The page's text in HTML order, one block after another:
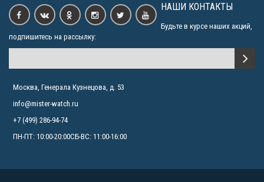
НАШИ КОНТАКТЫ
Будьте в курсе наших акций,
подпишитесь на рассылку:
Москва, Генерала Кузнецова, д. 53
info@mister-watch.ru
+7 (499) 286-94-74
ПН-ПТ: 10:00-20:00СБ-ВС: 11:00-16:00